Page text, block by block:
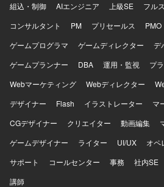
組込・制御
AIエンジニア 上級SE
フル
コンサルタント
PM プリセールス PMO
ゲームプログラマ
ゲームディレクター
デ
ゲームプランナー
DBA 運用・監視 プ
Webマーケティング
Webディレクター
デザイナー
Flash イラストレーター マ
CGデザイナー
クリエイター 動画編集
ゲームデザイナー
ライター UI/UX オペ
サポート
コールセンター 事務 社内SE
講師